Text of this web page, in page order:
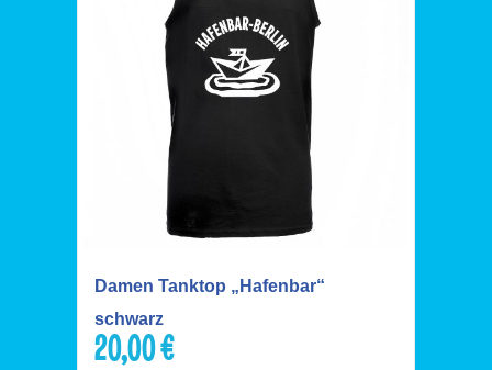
Damen Tanktop „Hafenbar“
schwarz
20,00€